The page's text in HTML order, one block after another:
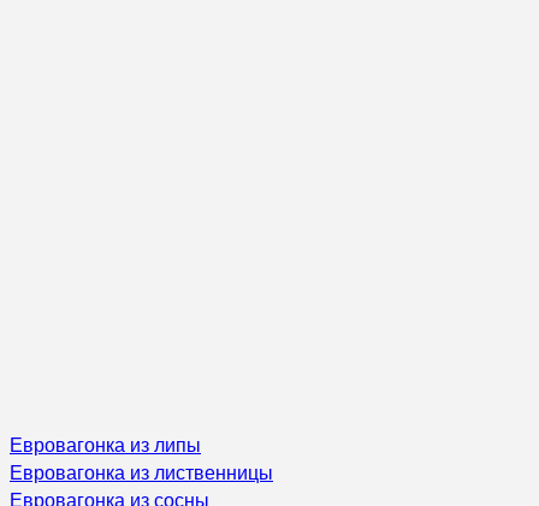
Евровагонка из липы
Евровагонка из лиственницы
Евровагонка из сосны